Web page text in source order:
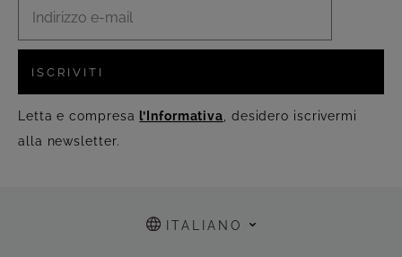
ISCRIVITI
Letta e compresa l’Informativa , desidero iscrivermi
alla newsletter.
ITALIANO